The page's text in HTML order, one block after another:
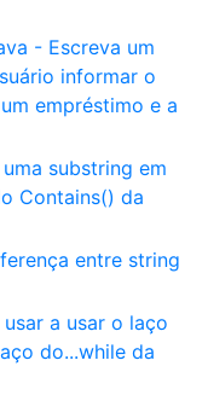
- Escreva um
informar o
empréstimo e a
substring em
Contains() da
entre string
a usar o laço
do...while da